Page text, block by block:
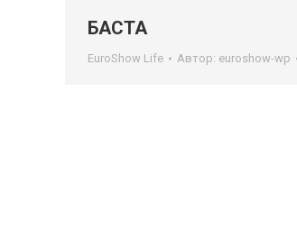
БАСТА
EuroShow Life Автор: euroshow-wp